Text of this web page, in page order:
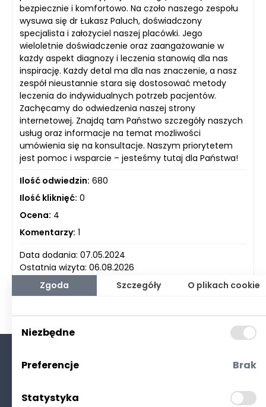
bezpiecznie i komfortowo. Na czoło naszego zespołu
wysuwa się dr Łukasz Paluch, doświadczony
specjalista i założyciel naszej placówki. Jego
wieloletnie doświadczenie oraz zaangażowanie w
każdy aspekt diagnozy i leczenia stanowią dla nas
inspirację. Każdy detal ma dla nas znaczenie, a nasz
zespół nieustannie stara się dostosować metody
leczenia do indywidualnych potrzeb pacjentów.
Zachęcamy do odwiedzenia naszej strony
internetowej. Znajdą tam Państwo szczegóły naszych
usług oraz informacje na temat możliwości
umówienia się na konsultacje. Naszym priorytetem
jest pomoc i wsparcie – jesteśmy tutaj dla Państwa!
Ilość odwiedzin: 680
Ilość kliknięć: 0
Ocena: 4
Komentarzy: 1
Data dodania: 07.05.2024
Ostatnia wizyta: 06.08.2026
Zgoda Szczegóły O plikach cookie
Niezbędne
Preferencje Brak
Statystyka